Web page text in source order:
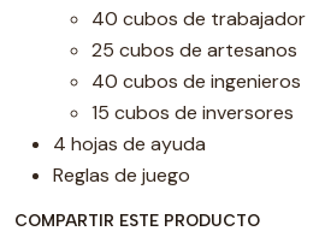
40 cubos de trabajador
25 cubos de artesanos
40 cubos de ingenieros
15 cubos de inversores
4 hojas de ayuda
Reglas de juego
COMPARTIR ESTE PRODUCTO